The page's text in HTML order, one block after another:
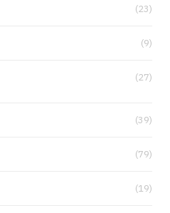
(23)
(9)
(27)
(39)
(79)
(19)